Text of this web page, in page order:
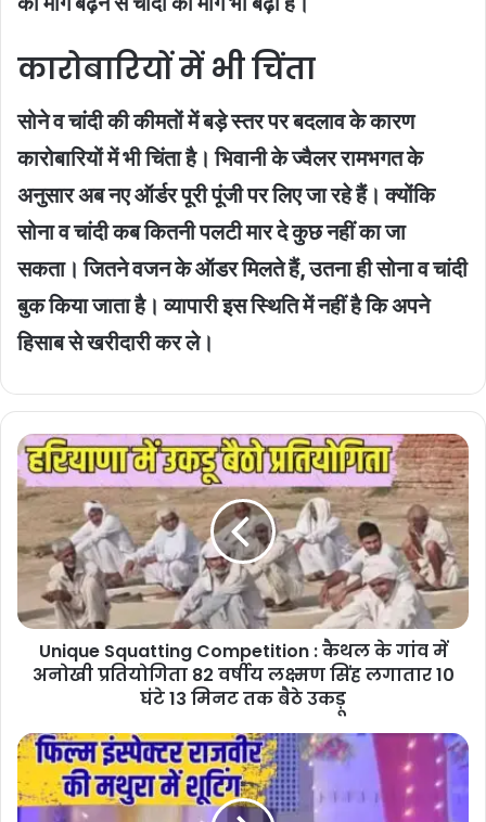
कारोबारियों में भी चिंता
सोने व चांदी की कीमतों में बड़े स्तर पर बदलाव के कारण
कारोबारियों में भी चिंता है। भिवानी के ज्वैलर रामभगत के
अनुसार अब नए ऑर्डर पूरी पूंजी पर लिए जा रहे हैं। क्योंकि
सोना व चांदी कब कितनी पलटी मार दे कुछ नहीं का जा
सकता। जितने वजन के ऑडर मिलते हैं, उतना ही सोना व चांदी
बुक किया जाता है। व्यापारी इस स्थिति में नहीं है कि अपने
हिसाब से खरीदारी कर ले।
Unique
Squatting
Competition
के
गांव
अनोखी
प्रतियोगिता
82
सिंह
लगातार
10
घंटे
Unique Squatting Competition : कैथल के गांव में
अनोखी प्रतियोगिता 82 वर्षीय लक्ष्मण सिंह लगातार 10
घंटे 13 मिनट तक बैठे उकड़ू
Film
Shooting
in
Mathura